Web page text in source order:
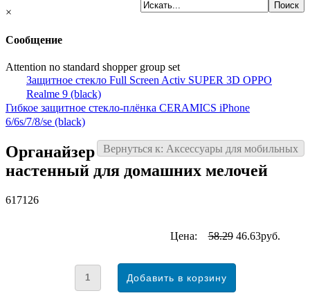
×
Сообщение
Attention no standard shopper group set
Защитное стекло Full Screen Activ SUPER 3D OPPO
Realme 9 (black)
Гибкое защитное стекло-плёнка CERAMICS iPhone
6/6s/7/8/se (black)
Вернуться к: Аксессуары для мобильных
Органайзер
настенный для домашних мелочей
617126
Цена: 58.2946.63руб.